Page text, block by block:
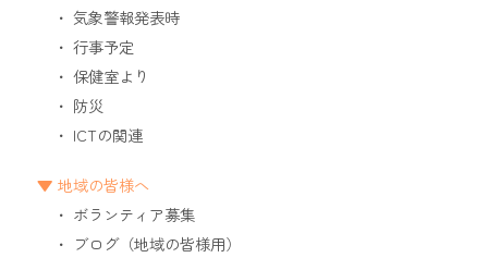
気象警報発表時
行事予定
保健室より
防災
ICTの関連
地域の皆様へ
ボランティア募集
ブログ（地域の皆様用）